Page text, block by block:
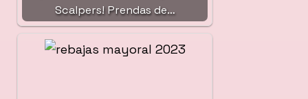
Scalpers! Prendas de…